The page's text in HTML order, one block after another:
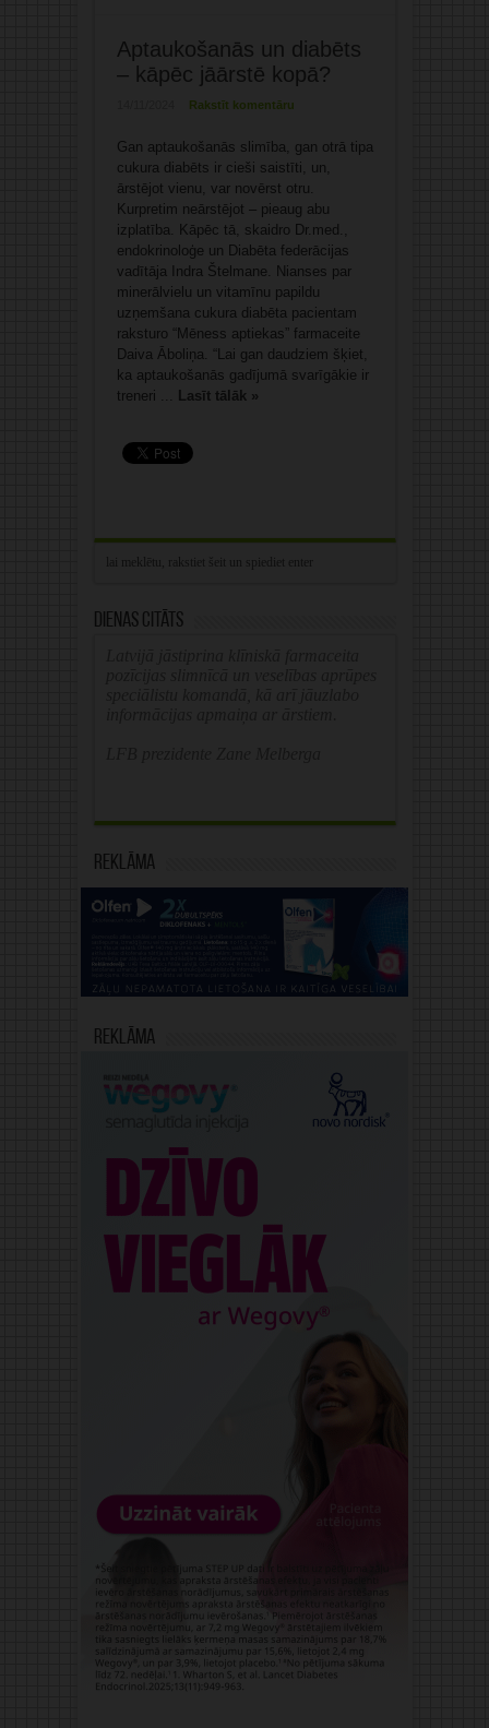
Aptaukošanās un diabēts
– kāpēc jāārstē kopā?
Rakstīt komentāru
Gan aptaukošanās slimība, gan otrā tipa
cukura diabēts ir cieši saistīti, un,
ārstējot vienu, var novērst otru.
Kurpretim neārstējot – pieaug abu
izplatība. Kāpēc tā, skaidro Dr.med.,
endokrinoloģe un Diabēta federācijas
vadītāja Indra Štelmane. Nianses par
minerālvielu un vitamīnu papildu
uzņemšana cukura diabēta pacientam
raksturo “Mēness aptiekas” farmaceite
Daiva Āboliņa. “Lai gan daudziem šķiet,
ka aptaukošanās gadījumā svarīgākie ir
treneri ... Lasīt tālāk »
Dienas citāts
Reklāma
Reklāma